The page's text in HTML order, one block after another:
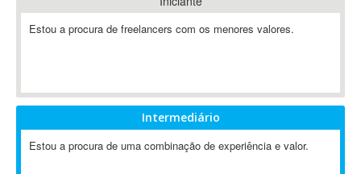
ABBYY FineReader
AbleCommerce
Estou a procura de freelancers com os menores valores.
Intermediário
Estou a procura de uma combinação de experiência e valor.